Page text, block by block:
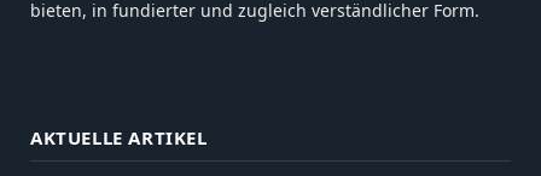
bieten, in fundierter und zugleich verständlicher Form.
AKTUELLE ARTIKEL